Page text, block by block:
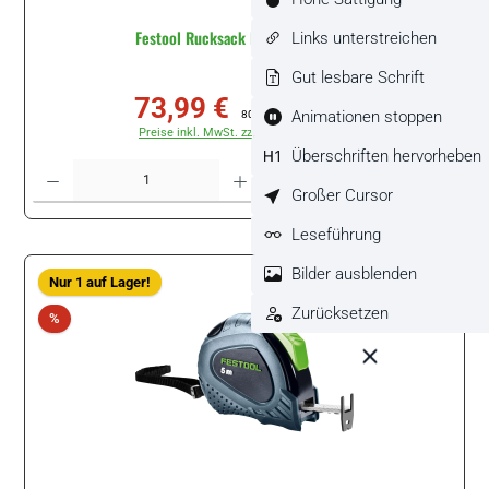
Festool Rucksack RS-FT1 #203993
Verkaufspreis:
73,99 € Regulärer Preis:
80,99 €(8.64% gespart)
Preise inkl. MwSt. zzgl. Versandkosten
Nur 1 auf Lager!
%Rabatt
Links unterstreichen
Gut lesbare Schrift
Animationen stoppen
Überschriften hervorheben
Großer Cursor
Leseführung
Bilder ausblenden
Zurücksetzen